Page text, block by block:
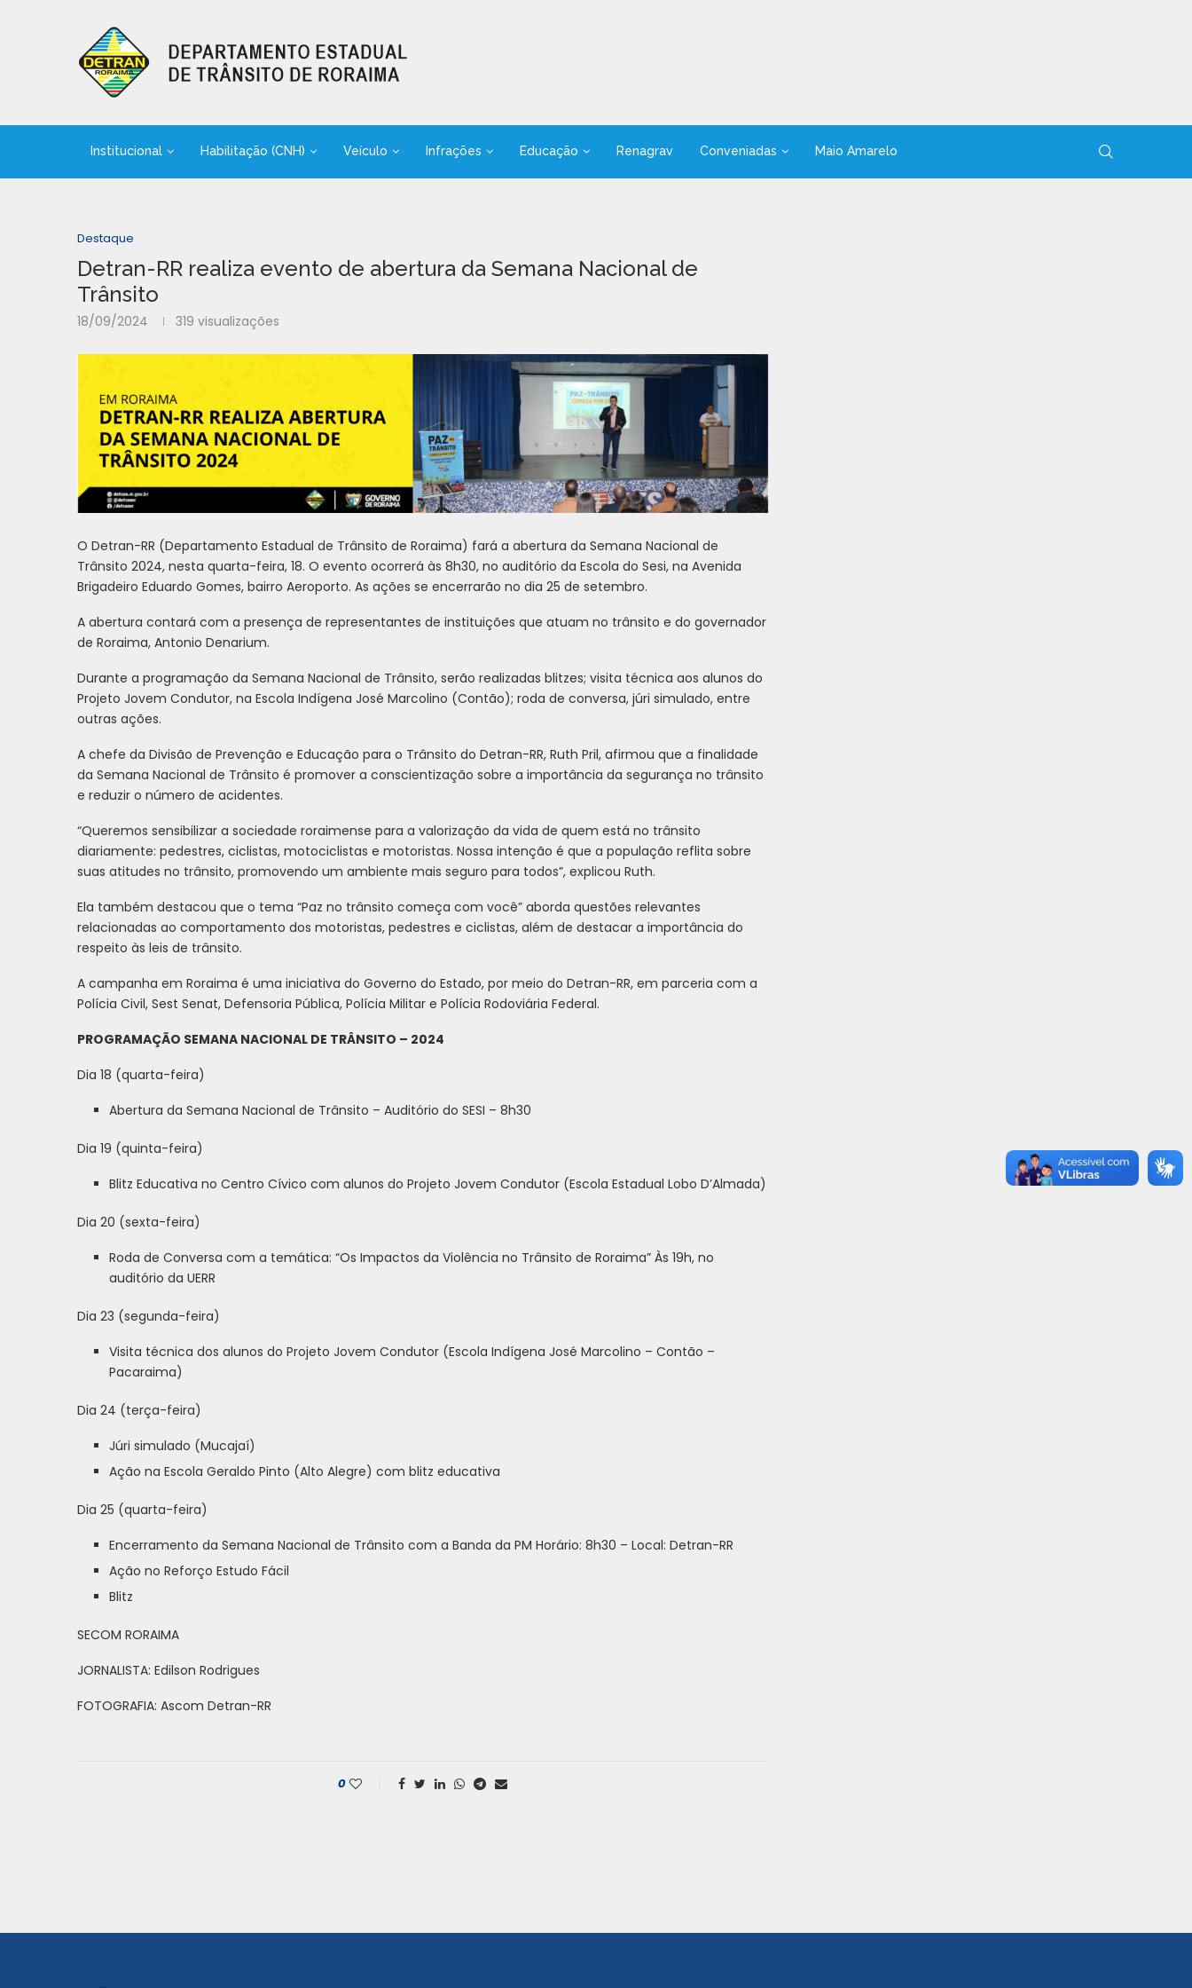
Institucional Habilitação (CNH) Veículo Infrações Educação Renagrav Conveniadas Maio Amarelo
Destaque
Detran-RR realiza evento de abertura da Semana Nacional de
Trânsito
18/09/2024 319 visualizações
O Detran-RR (Departamento Estadual de Trânsito de Roraima) fará a abertura da Semana Nacional de
Trânsito 2024, nesta quarta-feira, 18. O evento ocorrerá às 8h30, no auditório da Escola do Sesi, na Avenida
Brigadeiro Eduardo Gomes, bairro Aeroporto. As ações se encerrarão no dia 25 de setembro.
A abertura contará com a presença de representantes de instituições que atuam no trânsito e do governador
de Roraima, Antonio Denarium.
Durante a programação da Semana Nacional de Trânsito, serão realizadas blitzes; visita técnica aos alunos do
Projeto Jovem Condutor, na Escola Indígena José Marcolino (Contão); roda de conversa, júri simulado, entre
outras ações.
A chefe da Divisão de Prevenção e Educação para o Trânsito do Detran-RR, Ruth Pril, afirmou que a finalidade
da Semana Nacional de Trânsito é promover a conscientização sobre a importância da segurança no trânsito
e reduzir o número de acidentes.
“Queremos sensibilizar a sociedade roraimense para a valorização da vida de quem está no trânsito
diariamente: pedestres, ciclistas, motociclistas e motoristas. Nossa intenção é que a população reflita sobre
suas atitudes no trânsito, promovendo um ambiente mais seguro para todos”, explicou Ruth.
Ela também destacou que o tema “Paz no trânsito começa com você” aborda questões relevantes
relacionadas ao comportamento dos motoristas, pedestres e ciclistas, além de destacar a importância do
respeito às leis de trânsito.
A campanha em Roraima é uma iniciativa do Governo do Estado, por meio do Detran-RR, em parceria com a
Polícia Civil, Sest Senat, Defensoria Pública, Polícia Militar e Polícia Rodoviária Federal.
PROGRAMAÇÃO SEMANA NACIONAL DE TRÂNSITO – 2024
Dia 18 (quarta-feira)
Abertura da Semana Nacional de Trânsito – Auditório do SESI – 8h30
Dia 19 (quinta-feira)
Blitz Educativa no Centro Cívico com alunos do Projeto Jovem Condutor (Escola Estadual Lobo D’Almada)
Dia 20 (sexta-feira)
Roda de Conversa com a temática: “Os Impactos da Violência no Trânsito de Roraima” Às 19h, no
auditório da UERR
Dia 23 (segunda-feira)
Visita técnica dos alunos do Projeto Jovem Condutor (Escola Indígena José Marcolino – Contão –
Pacaraima)
Dia 24 (terça-feira)
Júri simulado (Mucajaí)
Ação na Escola Geraldo Pinto (Alto Alegre) com blitz educativa
Dia 25 (quarta-feira)
Encerramento da Semana Nacional de Trânsito com a Banda da PM Horário: 8h30 – Local: Detran-RR
Ação no Reforço Estudo Fácil
Blitz
SECOM RORAIMA
JORNALISTA: Edilson Rodrigues
FOTOGRAFIA: Ascom Detran-RR
0